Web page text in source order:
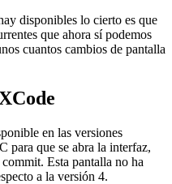
disponibles lo cierto es que
que ahora sí podemos
cuantos cambios de pantalla
en las versiones
para que se abra la interfaz,
Esta pantalla no ha
a la versión 4.